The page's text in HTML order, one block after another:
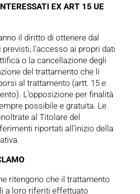
EX ART 15 UE
il diritto di ottenere dal
previsti, l'accesso ai propri dati
o la cancellazione degli
del trattamento che li
al trattamento (artt. 15 e
L’opposizione per finalità
possibile e gratuita. Le
al Titolare del
riportati all’inizio della
ritengono che il trattamento
a loro riferiti effettuato